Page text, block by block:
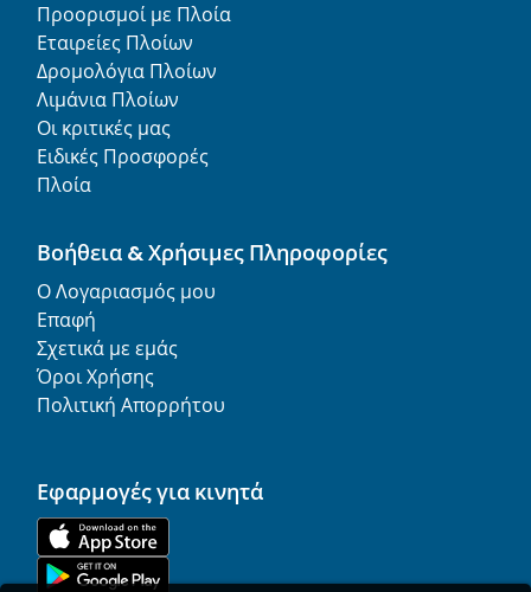
Προορισμοί με Πλοία
Εταιρείες Πλοίων
Δρομολόγια Πλοίων
Λιμάνια Πλοίων
Οι κριτικές μας
Ειδικές Προσφορές
Πλοία
Βοήθεια & Χρήσιμες Πληροφορίες
Ο Λογαριασμός μου
Επαφή
Σχετικά με εμάς
Όροι Χρήσης
Πολιτική Απορρήτου
Εφαρμογές για κινητά